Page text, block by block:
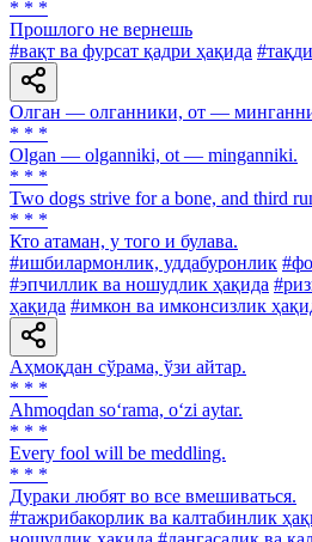
* * *
Прошлого не вернешь
#вақт ва фурсат қадри ҳақида
Олган — олганники, от —
* * *
Olgan — olganniki, ot — minganniki.
* * *
Two dogs strive for a bone, and third
* * *
Кто атаман, у того и булава.
#ишбилармонлик, уддабуронлик
#эпчиллик ва ношудлик ҳақида
ҳақида #имкон ва имконсизлик
Аҳмоқдан сўрама, ўзи айтар.
* * *
Ahmoqdan so‘rama, o‘zi aytar.
* * *
Every fool will be meddling.
* * *
Дураки любят во все вмешиваться.
#тажрибакорлик ва калтабинлик